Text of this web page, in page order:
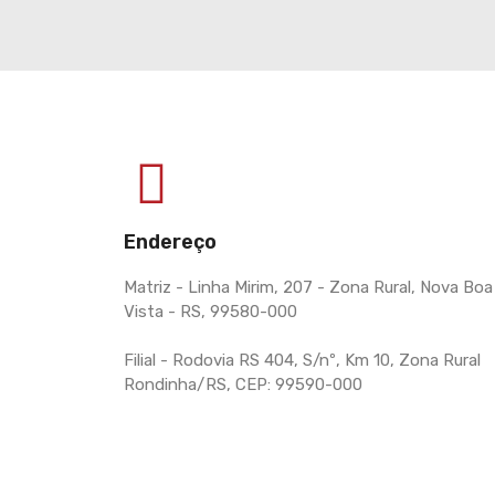
Endereço
Matriz - Linha Mirim, 207 - Zona Rural, Nova Boa
Vista - RS, 99580-000
Filial - Rodovia RS 404, S/nº, Km 10, Zona Rural
Rondinha/RS, CEP: 99590-000